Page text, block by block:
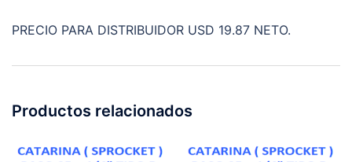
PRECIO PARA DISTRIBUIDOR USD 19.87 NETO.
Productos relacionados